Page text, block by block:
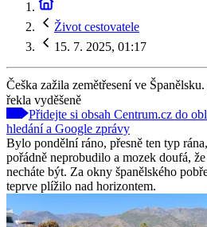
Život cestovatele
15. 7. 2025, 01:17
Češka zažila zemětřesení ve
řekla vyděšeně
Přidejte si obsah Centrum.cz do
hledání a Google zprávy
Bylo pondělní ráno, přesně ten typ
pořádně neprobudilo a mozek doufá,
necháte být. Za okny španělského
teprve plížilo nad horizontem.